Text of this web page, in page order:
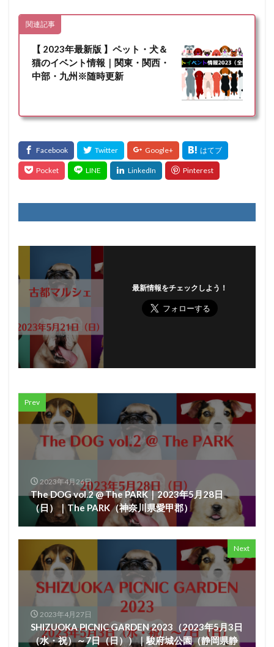
関連記事
【 2023年最新版 】ペット・犬＆
猫のイベント情報｜関東・関西・
中部・九州※随時更新
最新情報をチェックしよう！
Prev
2023年4月26日
The DOG vol.2 @ The PARK｜2023年5月28日
（日）｜The PARK（神奈川県愛甲郡）
Next
2023年4月27日
SHIZUOKA PICNIC GARDEN 2023（2023年5月3日
（水・祝）～7日（日））｜駿府城公園（静岡県静